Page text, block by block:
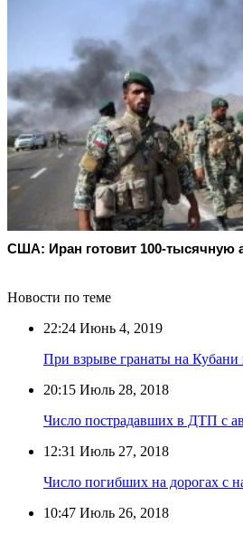
США: Иран готовит 100-тысячную
Новости по теме
22:24 Июнь 4, 2019
При взрыве гранаты на Кубани
20:15 Июль 28, 2018
Число пострадавших в ДТП с
12:31 Июль 27, 2018
Число погибших на дорогах с
10:47 Июль 26, 2018